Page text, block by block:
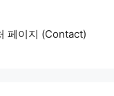
페이지 (Contact)